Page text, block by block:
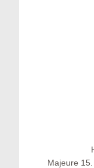
Majeure